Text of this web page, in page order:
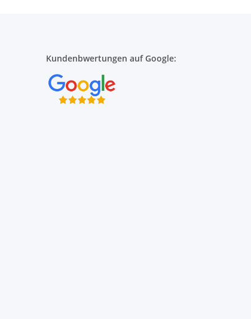
Kundenbwertungen auf Google: